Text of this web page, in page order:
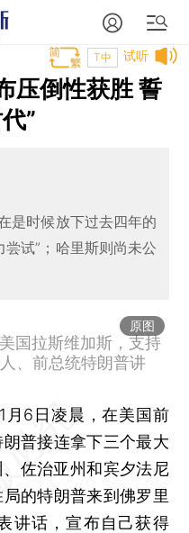
试听
T中
压倒性获胜 誓
”
是时候放下过去四年的
试”；哈里斯则尚未公
原图
国拉斯维加斯，支持
、前总统特朗普讲
月6日凌晨，在美国前
普接连拿下三个最大
佐治亚州和宾夕法尼
的特朗普来到佛罗里
讲话，宣布自己获得